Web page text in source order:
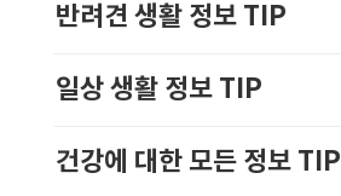
반려견 생활 정보 TIP
일상 생활 정보 TIP
건강에 대한 모든 정보 TIP